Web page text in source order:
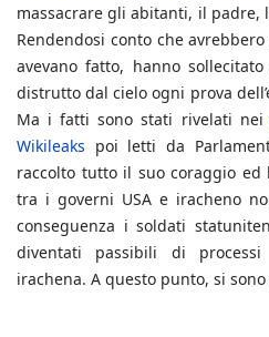
massacrare gli abitanti, il padre,
Rendendosi conto che
avevano fatto, hanno
distrutto dal cielo ogni prova
Ma i fatti sono stati rivelati nei
Wikileaks poi letti da
raccolto tutto il suo coraggio ed
tra i governi USA e iracheno
conseguenza i soldati
diventati passibili di
irachena. A questo punto, si